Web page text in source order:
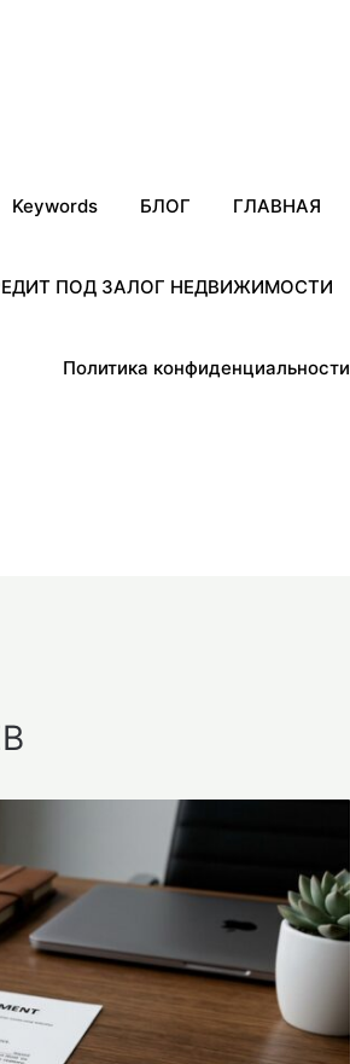
Keywords БЛОГ ГЛАВНАЯ
ПОД ЗАЛОГ НЕДВИЖИМОСТИ
Политика конфиденциальности